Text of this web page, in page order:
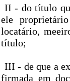
II - do título
ele
locatário,
título;
III - de que a
firmada em